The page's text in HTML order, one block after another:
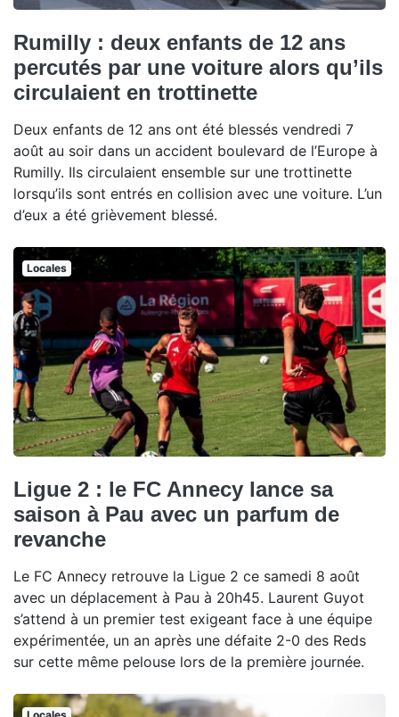
Rumilly : deux enfants de 12 ans
percutés par une voiture alors qu’ils
circulaient en trottinette
Deux enfants de 12 ans ont été blessés vendredi 7
août au soir dans un accident boulevard de l’Europe à
Rumilly. Ils circulaient ensemble sur une trottinette
lorsqu’ils sont entrés en collision avec une voiture. L’un
d’eux a été grièvement blessé.
Locales
Ligue 2 : le FC Annecy lance sa
saison à Pau avec un parfum de
revanche
Le FC Annecy retrouve la Ligue 2 ce samedi 8 août
avec un déplacement à Pau à 20h45. Laurent Guyot
s’attend à un premier test exigeant face à une équipe
expérimentée, un an après une défaite 2-0 des Reds
sur cette même pelouse lors de la première journée.